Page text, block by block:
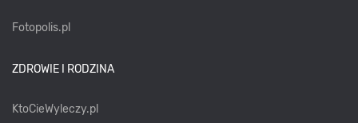
Fotopolis.pl
ZDROWIE I RODZINA
KtoCieWyleczy.pl